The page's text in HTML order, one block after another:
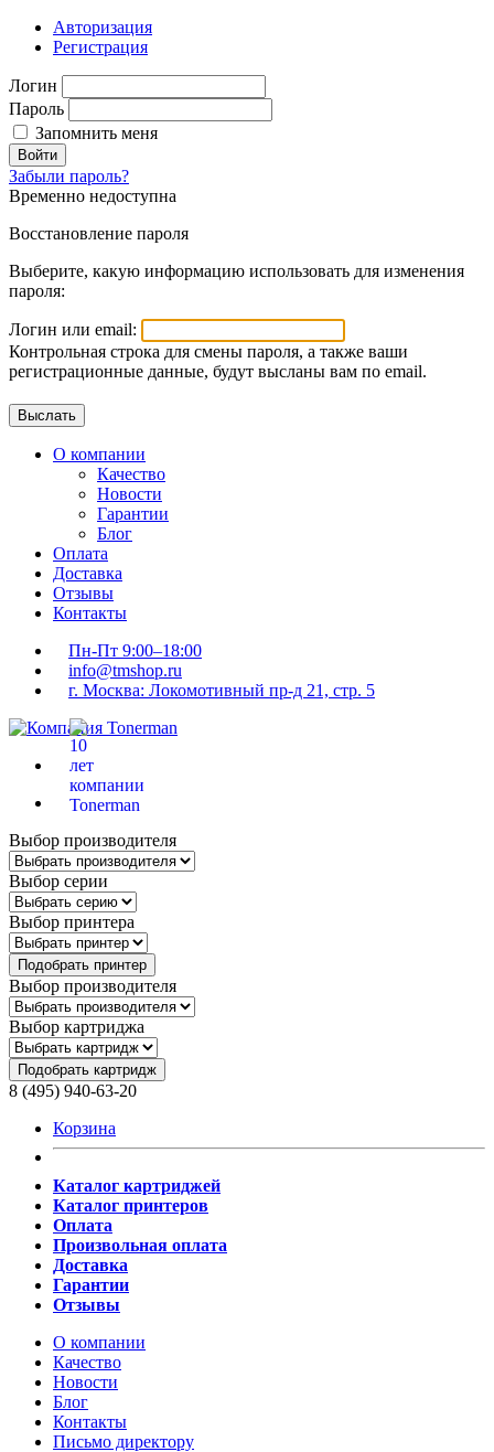
Авторизация
Регистрация
Логин
Пароль
Запомнить меня
Войти
Забыли пароль?
Временно недоступна
Восстановление пароля
Выберите, какую информацию использовать для изменения
пароля:
Логин или email:
Контрольная строка для смены пароля, а также ваши
регистрационные данные, будут высланы вам по email.
О компании
Качество
Новости
Гарантии
Блог
Оплата
Доставка
Отзывы
Контакты
Пн-Пт 9:00–18:00
info@tmshop.ru
г. Москва: Локомотивный пр-д 21, стр. 5
Выбор производителя
Выбор серии
Выбор принтера
Подобрать принтер
Выбор производителя
Выбор картриджа
Подобрать картридж
8 (495) 940-63-20
Корзина
Каталог картриджей
Каталог принтеров
Оплата
Произвольная оплата
Доставка
Гарантии
Отзывы
О компании
Качество
Новости
Блог
Контакты
Письмо директору